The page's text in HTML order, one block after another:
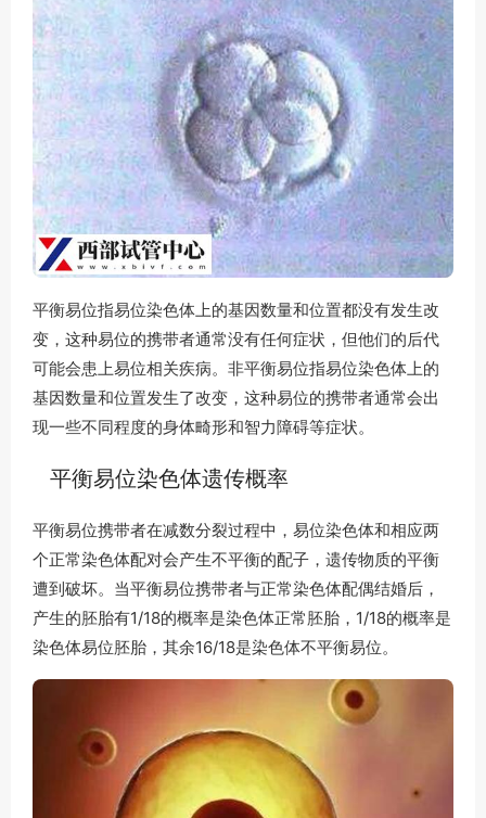
平衡易位指易位染色体上的基因数量和位置都没有发生改
变，这种易位的携带者通常没有任何症状，但他们的后代
可能会患上易位相关疾病。非平衡易位指易位染色体上的
基因数量和位置发生了改变，这种易位的携带者通常会出
现一些不同程度的身体畸形和智力障碍等症状。
平衡易位染色体遗传概率
平衡易位携带者在减数分裂过程中，易位染色体和相应两
个正常染色体配对会产生不平衡的配子，遗传物质的平衡
遭到破坏。当平衡易位携带者与正常染色体配偶结婚后，
产生的胚胎有1/18的概率是染色体正常胚胎，1/18的概率是
染色体易位胚胎，其余16/18是染色体不平衡易位。